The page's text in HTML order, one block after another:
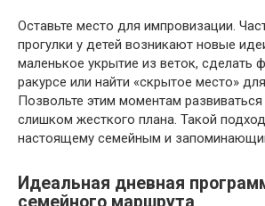
Оставьте место для импровизации.
прогулки у детей возникают новые
маленькое укрытие из веток, сделать
ракурсе или найти «скрытое место»
Позвольте этим моментам развиваться
слишком жесткого плана. Такой
настоящему семейным и
Идеальная дневная